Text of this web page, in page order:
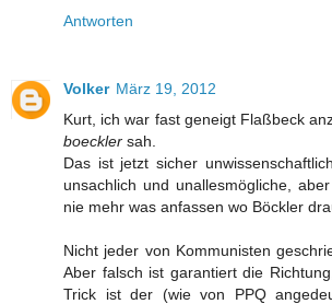
Antworten
Volker März 19, 2012
Kurt, ich war fast geneigt Flaßbeck
boeckler sah.
Das ist jetzt sicher
unsachlich und unallesmögliche,
nie mehr was anfassen wo Böckler
Nicht jeder von Kommunisten
Aber falsch ist garantiert die
Trick ist der (wie von PPQ